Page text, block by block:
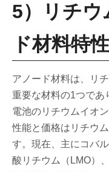
5）リチウ
ド材料特
アノード材料は、リ
重要な材料の1つであ
電池のリチウムイオ
性能と価格はリチウ
す。現在、主にコバ
酸リチウム（LMO）